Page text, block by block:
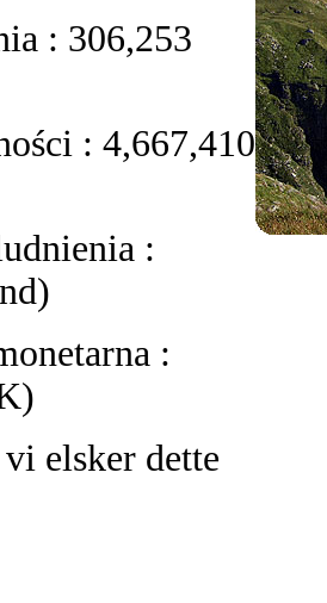
: 306,253
: 4,667,410
:
:
elsker dette